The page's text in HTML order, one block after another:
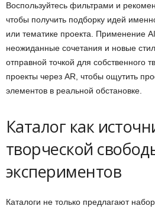
Воспользуйтесь фильтрами и
чтобы получить подборку идей
или тематике проекта. Применение
неожиданные сочетания и новые
отправной точкой для собственного
проекты через AR, чтобы ощутить
элементов в реальной обстановке.
Каталог как
творческой
экспериментов
Каталоги не только предлагают